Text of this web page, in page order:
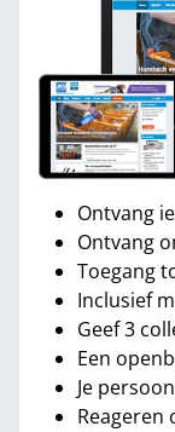
Ontvang
Ontvang
Toegang
Inclusief
Geef 3
Een
Je
Reageren